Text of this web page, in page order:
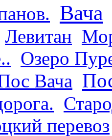
Вача
Левитан
Озеро
Вача
перевоз